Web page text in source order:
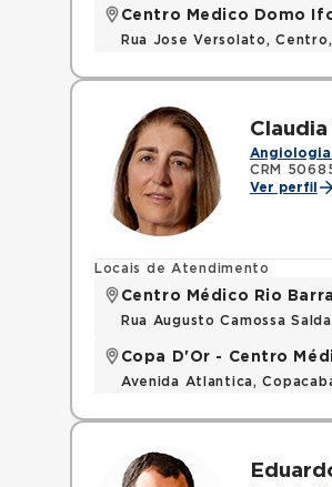
Centro Medico Domo
Rua Jose Versolato,
Angiologia
CRM
Ver perfil
Locais de Atendimento
Centro Médico Rio
Rua Augusto Camossa
Copa D'Or - Centro
Avenida Atlantica,